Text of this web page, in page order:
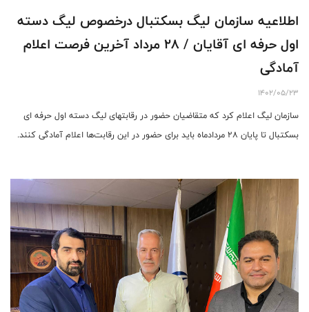
اطلاعیه سازمان لیگ بسکتبال درخصوص لیگ دسته
اول حرفه ای آقایان / ۲۸ مرداد آخرین فرصت اعلام
آمادگی
1402/05/23
سازمان لیگ اعلام کرد که متقاضیان حضور در رقابتهای لیگ دسته اول حرفه ای
بسکتبال تا پایان ۲۸ مردادماه باید برای حضور در این رقابت‌ها اعلام آمادگی کنند.